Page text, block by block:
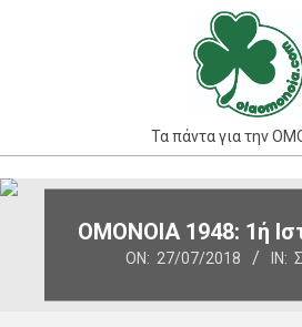
Τα πάντα για την
Primary
ΟΜΟΝΟΙΑ 1948: 1ή
ON: 27/07/2018 IN: